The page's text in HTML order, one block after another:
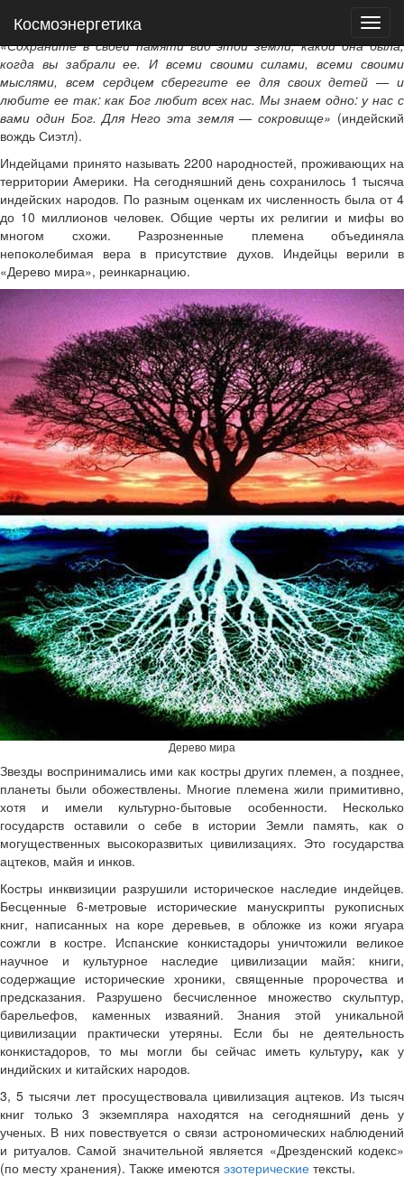
Космоэнергетика
История индейцев Америки
«Сохраните в своей памяти вид этой земли, какой она была,
когда вы забрали ее. И всеми своими силами, всеми своими
мыслями, всем сердцем сберегите ее для своих детей — и
любите ее так: как Бог любит всех нас. Мы знаем одно: у нас с
вами один Бог. Для Него эта земля — сокровище» (индейский
вождь Сиэтл).
Индейцами принято называть 2200 народностей, проживающих на
территории Америки. На сегодняшний день сохранилось 1 тысяча
индейских народов. По разным оценкам их численность была от 4
до 10 миллионов человек. Общие черты их религии и мифы во
многом схожи. Разрозненные племена объединяла
непоколебимая вера в присутствие духов. Индейцы верили в
«Дерево мира», реинкарнацию.
Дерево мира
Звезды воспринимались ими как костры других племен, а позднее,
планеты были обожествлены. Многие племена жили примитивно,
хотя и имели культурно-бытовые особенности. Несколько
государств оставили о себе в истории Земли память, как о
могущественных высокоразвитых цивилизациях. Это государства
ацтеков, майя и инков.
Костры инквизиции разрушили историческое наследие индейцев.
Бесценные 6-метровые исторические манускрипты рукописных
книг, написанных на коре деревьев, в обложке из кожи ягуара
сожгли в костре. Испанские конкистадоры уничтожили великое
научное и культурное наследие цивилизации майя: книги,
содержащие исторические хроники, священные пророчества и
предсказания. Разрушено бесчисленное множество скульптур,
барельефов, каменных изваяний. Знания этой уникальной
цивилизации практически утеряны. Если бы не деятельность
конкистадоров, то мы могли бы сейчас иметь культуру, как у
индийских и китайских народов.
3, 5 тысячи лет просуществовала цивилизация ацтеков. Из тысяч
книг только 3 экземпляра находятся на сегодняшний день у
ученых. В них повествуется о связи астрономических наблюдений
и ритуалов. Самой значительной является «Дрезденский кодекс»
(по месту хранения). Также имеются эзотерические тексты.